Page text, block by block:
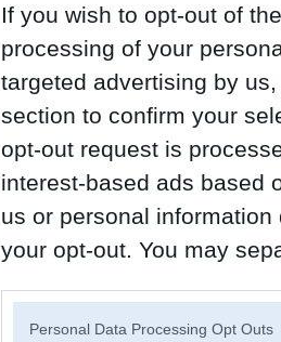
If you wish to opt-out of
processing of your
targeted advertising by
section to confirm your
opt-out request is
interest-based ads based
us or personal
your opt-out. You may
Personal Data Processing Opt Outs